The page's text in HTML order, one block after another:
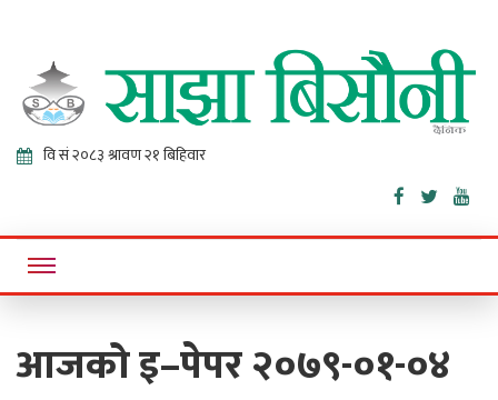
Sajha
Bisaunee
Online News Portal
आजको इ–पेपर २०७९-०१-०४